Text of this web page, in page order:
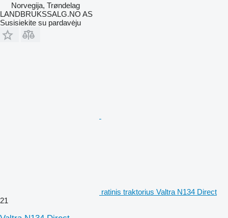
Norvegija, Trøndelag
LANDBRUKSSALG.NO AS
Susisiekite su pardavėju
ratinis traktorius Valtra N134 Direct
21